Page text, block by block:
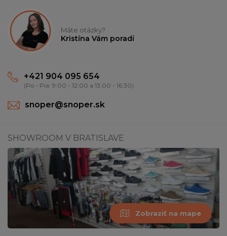
Máte otázky?
Kristína Vám poradí
+421 904 095 654
(Po - Pia: 9:00 - 12:00 a 13:00 - 16:30)
snoper@snoper.sk
SHOWROOM V BRATISLAVE
Zobraziť na mape